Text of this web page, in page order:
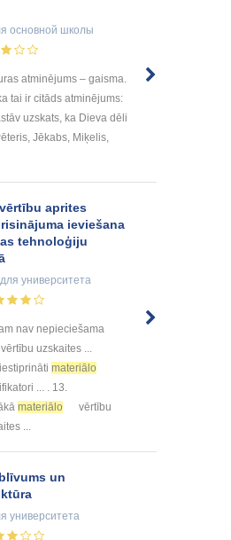
основной школы
atminējums – gaisma.
tai ir citāds atminējums:
uzskats, ka Dieva dēli
Jēkabs, Miķelis,
vērtību aprites
ieviešana
tehnoloģiju
для университета
nav nepieciešama
vērtību uzskaites ...
materiālo
... . 13.
materiālo
vērtību
...
blīvums un
университета